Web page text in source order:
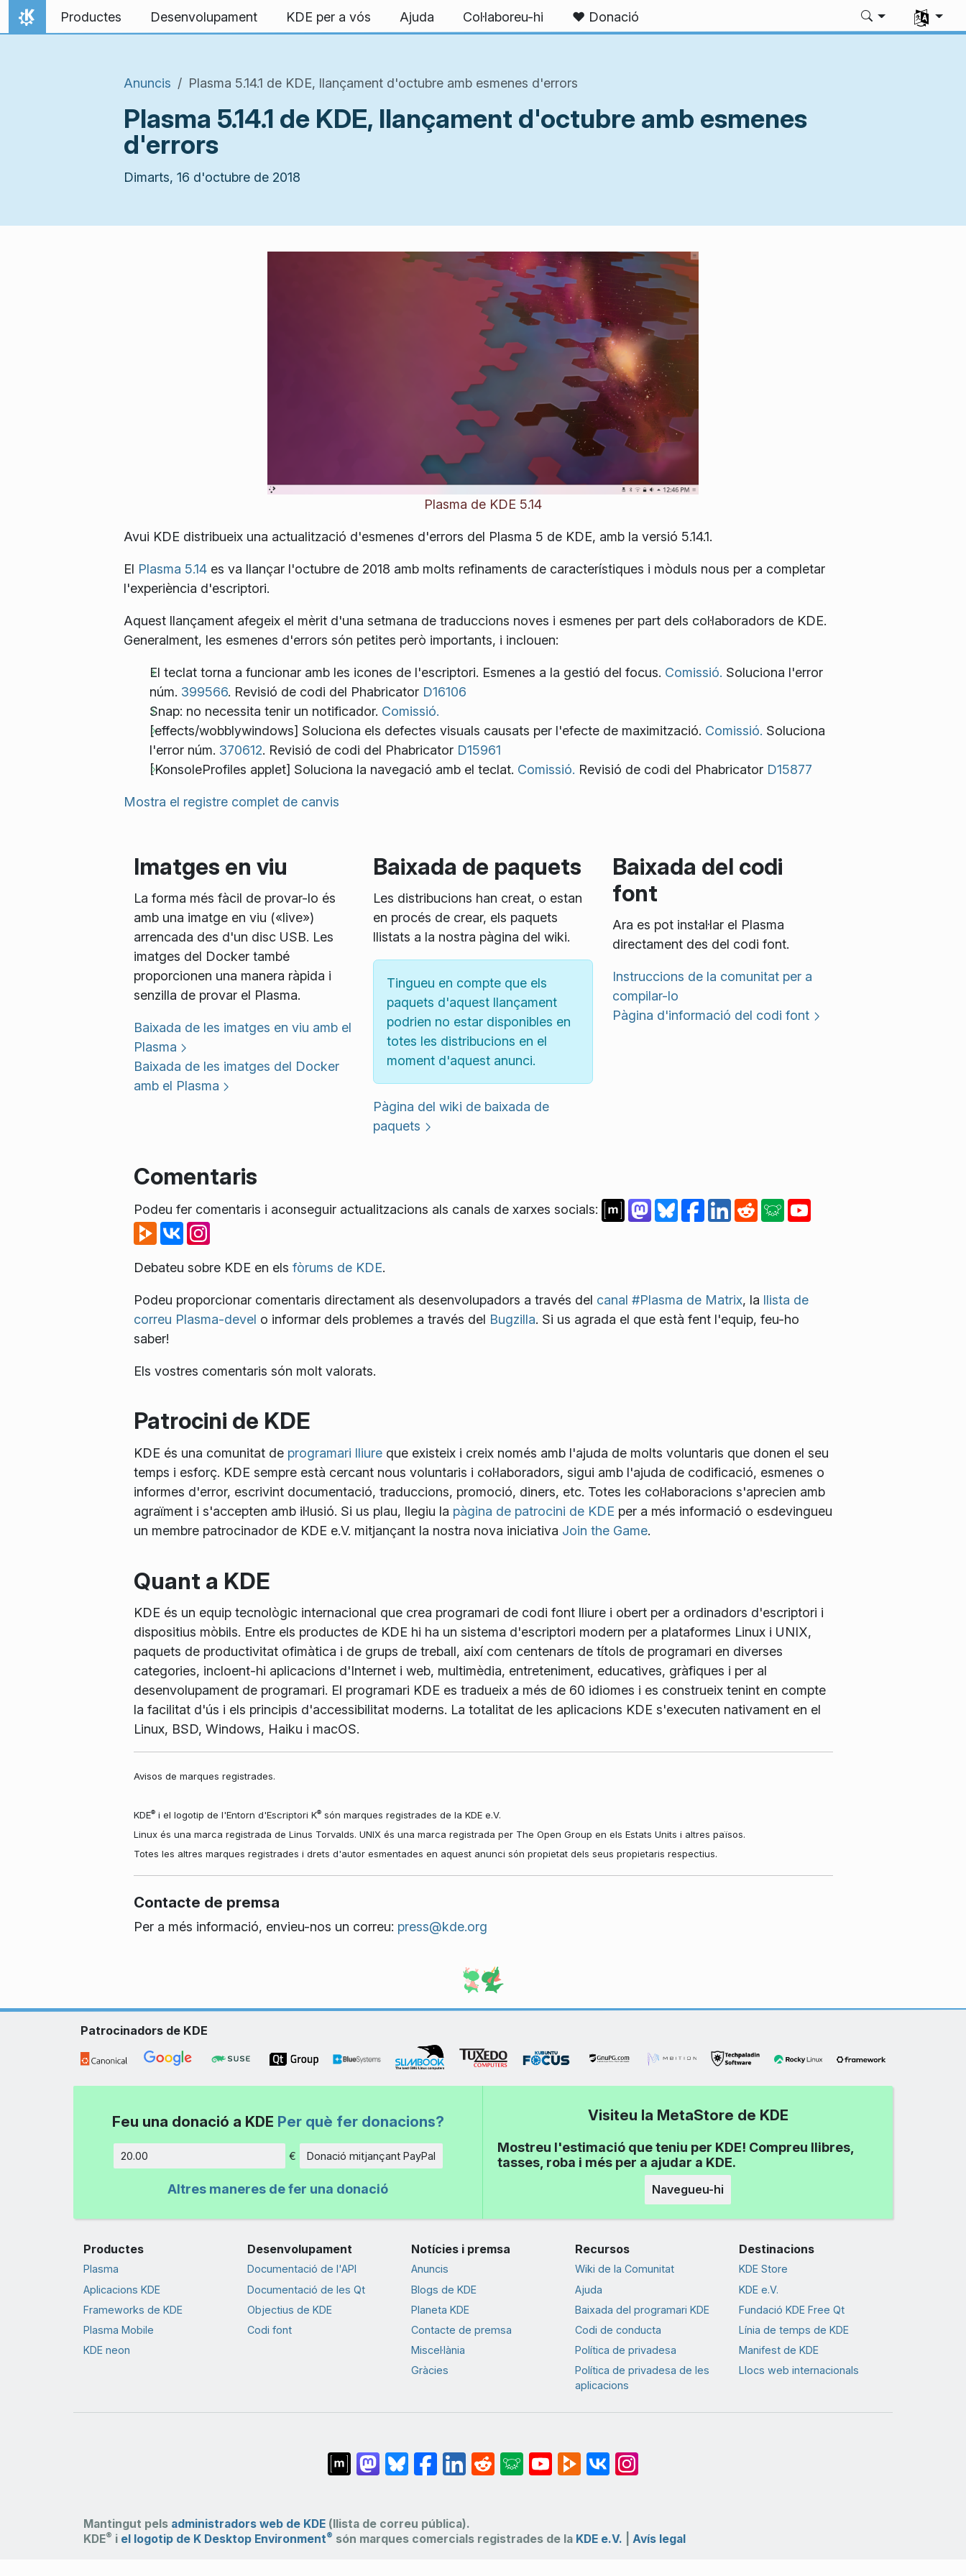
Salta al contingut
Inici
Productes Desenvolupament KDE per a vós Ajuda Col·laboreu-hi ❤️ Donació
Anuncis Plasma 5.14.1 de KDE, llançament d'octubre amb esmenes d'errors
Plasma 5.14.1 de KDE, llançament d'octubre amb esmenes
d'errors
Dimarts, 16 d'octubre de 2018
Plasma de KDE 5.14
Avui KDE distribueix una actualització d'esmenes d'errors del Plasma 5 de KDE, amb la versió 5.14.1.
El Plasma 5.14 es va llançar l'octubre de 2018 amb molts refinaments de característiques i mòduls nous per a completar
l'experiència d'escriptori.
Aquest llançament afegeix el mèrit d'una setmana de traduccions noves i esmenes per part dels col·laboradors de KDE.
Generalment, les esmenes d'errors són petites però importants, i inclouen:
El teclat torna a funcionar amb les icones de l'escriptori. Esmenes a la gestió del focus. Comissió. Soluciona l'error
núm. 399566. Revisió de codi del Phabricator D16106
Snap: no necessita tenir un notificador. Comissió.
[effects/wobblywindows] Soluciona els defectes visuals causats per l'efecte de maximització. Comissió. Soluciona
l'error núm. 370612. Revisió de codi del Phabricator D15961
[KonsoleProfiles applet] Soluciona la navegació amb el teclat. Comissió. Revisió de codi del Phabricator D15877
Mostra el registre complet de canvis
Imatges en viu
La forma més fàcil de provar-lo és
amb una imatge en viu («live»)
arrencada des d'un disc USB. Les
imatges del Docker també
proporcionen una manera ràpida i
senzilla de provar el Plasma.
Baixada de les imatges en viu amb el
Plasma
Baixada de les imatges del Docker
amb el Plasma
Baixada de paquets
Les distribucions han creat, o estan
en procés de crear, els paquets
llistats a la nostra pàgina del wiki.
Tingueu en compte que els
paquets d'aquest llançament
podrien no estar disponibles en
totes les distribucions en el
moment d'aquest anunci.
Pàgina del wiki de baixada de
paquets
Baixada del codi
font
Ara es pot instal·lar el Plasma
directament des del codi font.
Instruccions de la comunitat per a
compilar-lo
Pàgina d'informació del codi font
Comentaris
Podeu fer comentaris i aconseguir actualitzacions als canals de xarxes socials:
Debateu sobre KDE en els fòrums de KDE.
Podeu proporcionar comentaris directament als desenvolupadors a través del canal #Plasma de Matrix, la llista de
correu Plasma-devel o informar dels problemes a través del Bugzilla. Si us agrada el que està fent l'equip, feu-ho
saber!
Els vostres comentaris són molt valorats.
Patrocini de KDE
KDE és una comunitat de programari lliureque existeix i creix només amb l'ajuda de molts voluntaris que donen el seu
temps i esforç. KDE sempre està cercant nous voluntaris i col·laboradors, sigui amb l'ajuda de codificació, esmenes o
informes d'error, escrivint documentació, traduccions, promoció, diners, etc. Totes les col·laboracions s'aprecien amb
agraïment i s'accepten amb il·lusió. Si us plau, llegiu la pàgina de patrocini de KDE per a més informació o esdevingueu
un membre patrocinador de KDE e.V. mitjançant la nostra nova iniciativa Join the Game.
Quant a KDE
KDE és un equip tecnològic internacional que crea programari de codi font lliure i obert per a ordinadors d'escriptori i
dispositius mòbils. Entre els productes de KDE hi ha un sistema d'escriptori modern per a plataformes Linux i UNIX,
paquets de productivitat ofimàtica i de grups de treball, així com centenars de títols de programari en diverses
categories, incloent-hi aplicacions d'Internet i web, multimèdia, entreteniment, educatives, gràfiques i per al
desenvolupament de programari. El programari KDE es tradueix a més de 60 idiomes i es construeix tenint en compte
la facilitat d'ús i els principis d'accessibilitat moderns. La totalitat de les aplicacions KDE s'executen nativament en el
Linux, BSD, Windows, Haiku i macOS.
Avisos de marques registrades.
KDE®i el logotip de l'Entorn d'Escriptori K®són marques registrades de la KDE e.V.
Linux és una marca registrada de Linus Torvalds. UNIX és una marca registrada per The Open Group en els Estats Units i altres països.
Totes les altres marques registrades i drets d'autor esmentades en aquest anunci són propietat dels seus propietaris respectius.
Contacte de premsa
Per a més informació, envieu-nos un correu: press@kde.org
Patrocinadors de KDE
Feu una donació a KDE Per què fer donacions?
Import
€ Donació mitjançant PayPal
Altres maneres de fer una donació
Visiteu la MetaStore de KDE
Mostreu l'estimació que teniu per KDE! Compreu llibres,
tasses, roba i més per a ajudar a KDE.
Navegueu-hi
Productes
Plasma
Aplicacions KDE
Frameworks de KDE
Plasma Mobile
KDE neon
Desenvolupament
Documentació de l'API
Documentació de les Qt
Objectius de KDE
Codi font
Notícies i premsa
Anuncis
Blogs de KDE
Planeta KDE
Contacte de premsa
Miscel·lània
Gràcies
Recursos
Wiki de la Comunitat
Ajuda
Baixada del programari KDE
Codi de conducta
Política de privadesa
Política de privadesa de les
aplicacions
Destinacions
KDE Store
KDE e.V.
Fundació KDE Free Qt
Línia de temps de KDE
Manifest de KDE
Llocs web internacionals
Mantingut pels administradors web de KDE(llista de correu pública).
KDE® i el logotip de K Desktop Environment® són marques comercials registrades de la KDE e.V. Avís legal